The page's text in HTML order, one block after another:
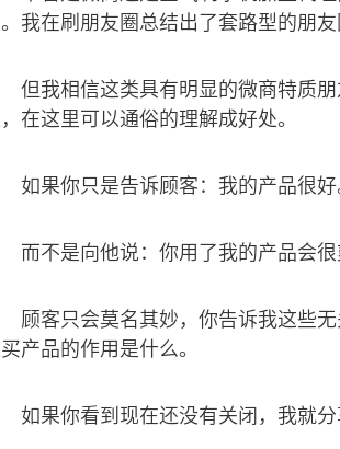
我在刷朋友圈总结出了套路型的朋
但我相信这类具有明显的微商特质
在这里可以通俗的理解成好处。
如果你只是告诉顾客：我的产品很好
而不是向他说：你用了我的产品会很
顾客只会莫名其妙，你告诉我这些
产品的作用是什么。
如果你看到现在还没有关闭，我就